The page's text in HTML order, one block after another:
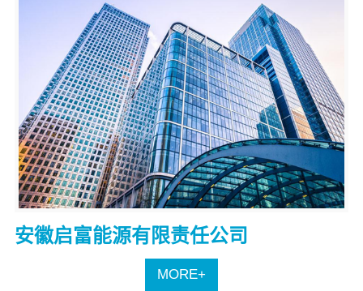
安徽启富能源有限责任公司
MORE+